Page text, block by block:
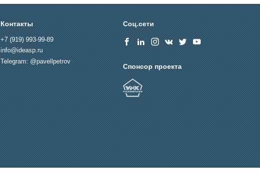
Контакты
+7 (919) 993-99-89
info@ideasp.ru
Telegram: @pavellpetrov
Соц.сети
Спонсор проекта